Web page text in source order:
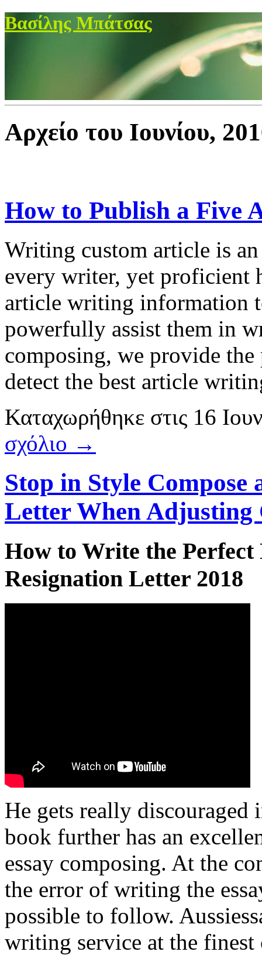
Βασίλης Μπάτσας
Αρχείο του Ιουνίου,
How to Publish a Five
Writing custom article is
every writer, yet proficient
article writing information
powerfully assist them in
composing, we provide
detect the best article
Καταχωρήθηκε στις 16
σχόλιο →
Stop in Style Compose
Letter When Adjusting
How to Write the Perfect
Resignation Letter 2018
He gets really discouraged
book further has an
essay composing. At the
the error of writing the
possible to follow.
writing service at the finest